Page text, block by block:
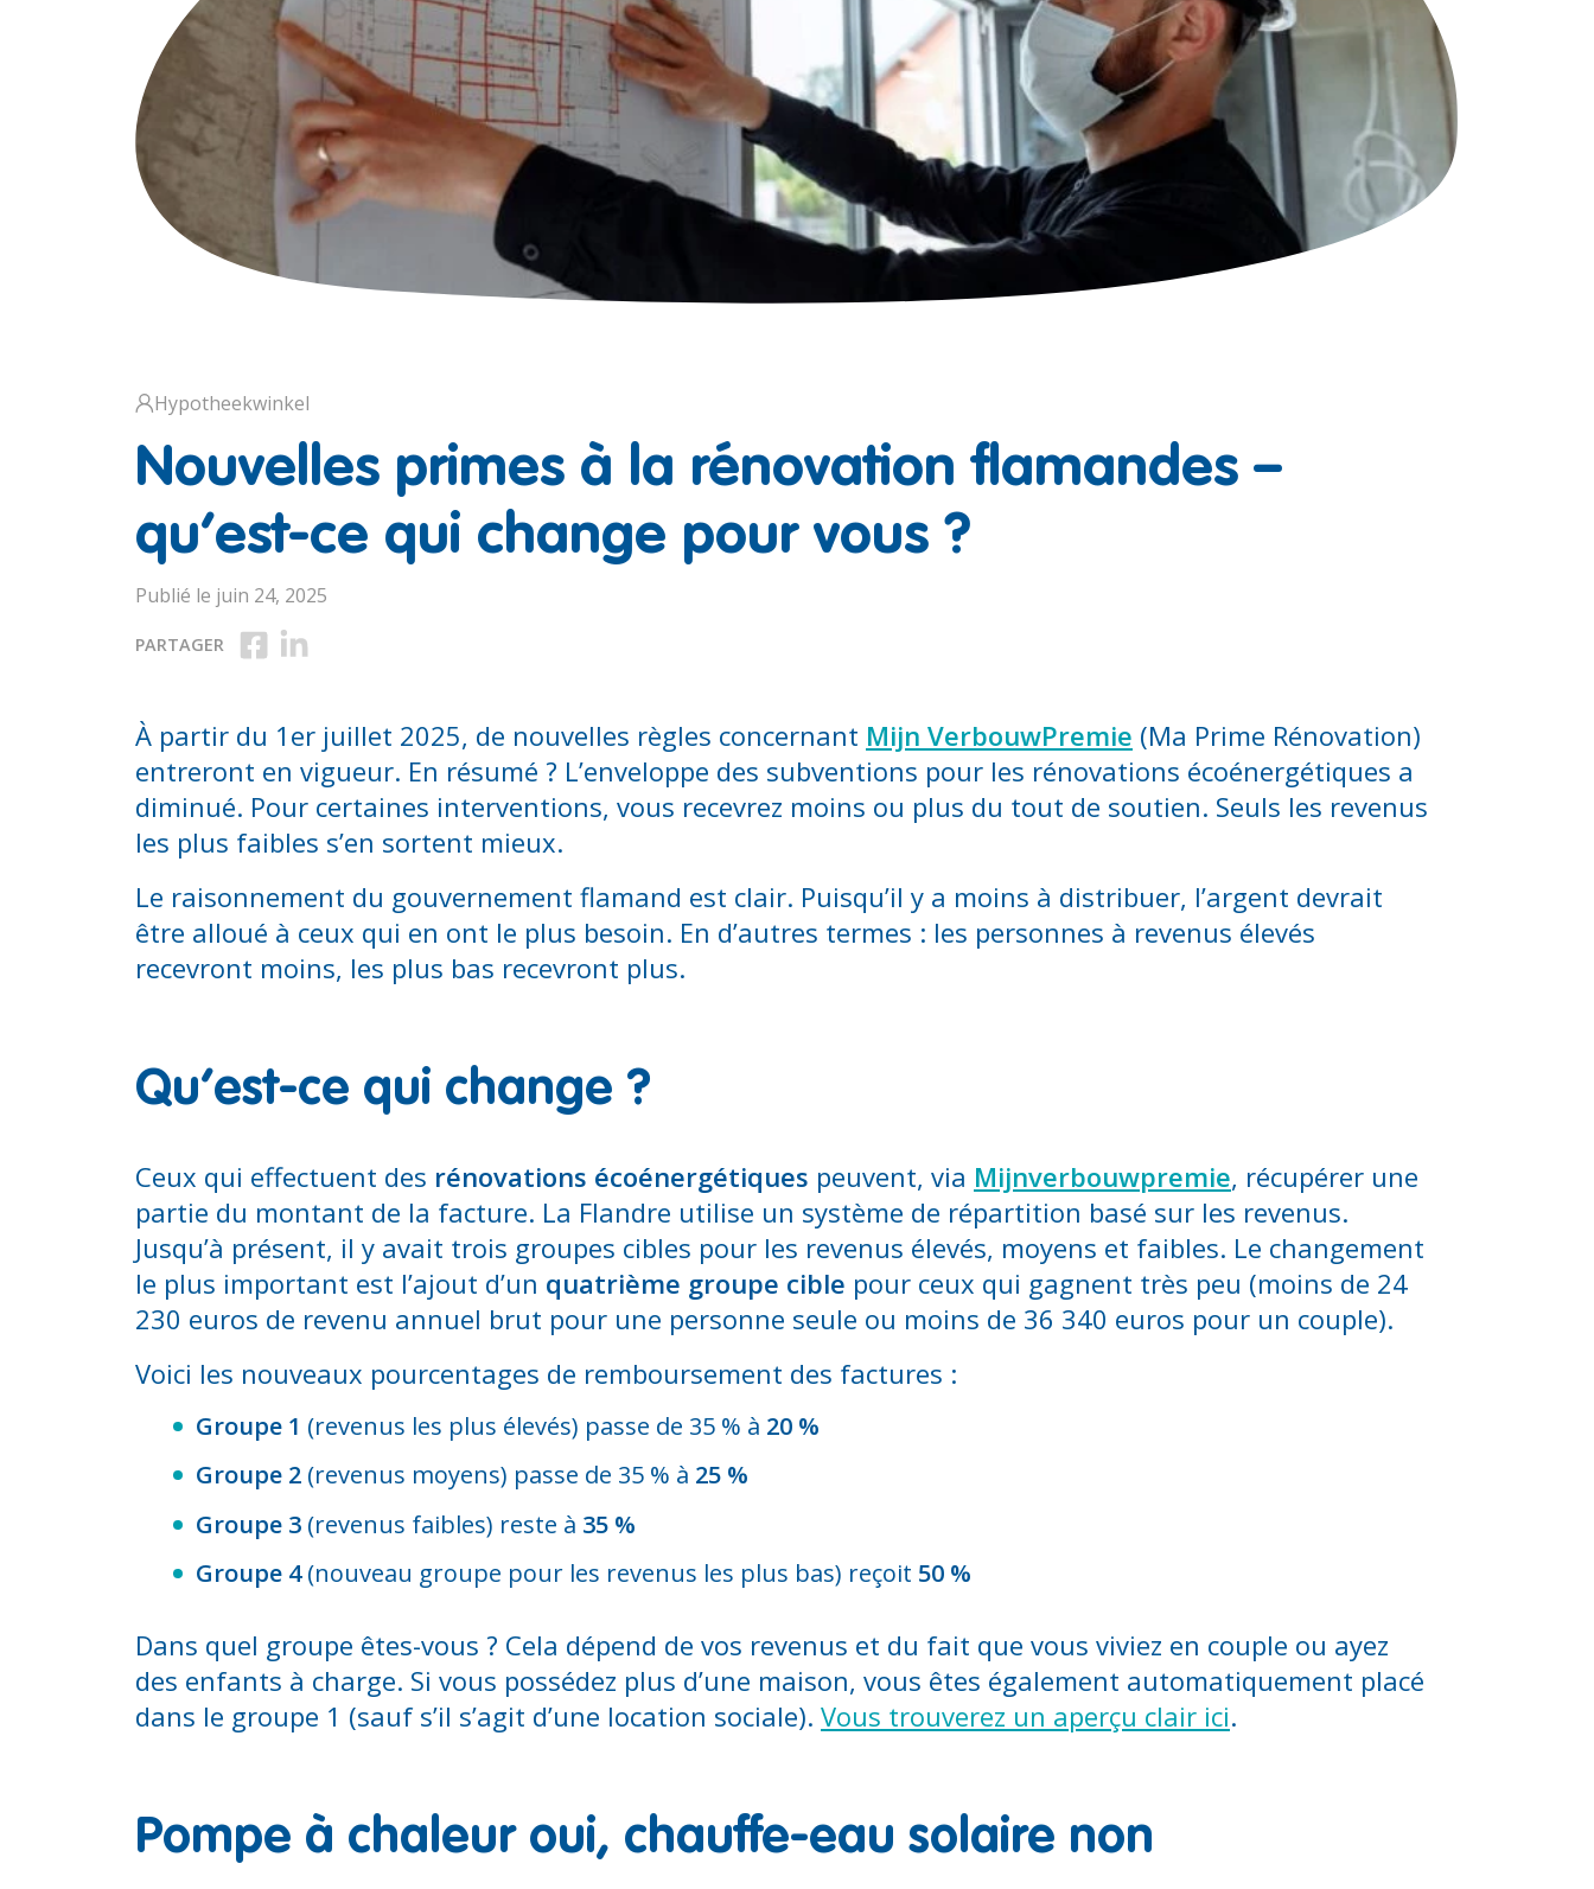
Hypotheekwinkel
Nouvelles primes à la rénovation flamandes –
qu’est-ce qui change pour vous ?
Publié le juin 24, 2025
PARTAGER Partager sur Facebook
Partager sur LinkedIn
À partir du 1er juillet 2025, de nouvelles règles concernant Mijn VerbouwPremie (Ma Prime Rénovation)
entreront en vigueur. En résumé ? L’enveloppe des subventions pour les rénovations écoénergétiques a
diminué. Pour certaines interventions, vous recevrez moins ou plus du tout de soutien. Seuls les revenus
les plus faibles s’en sortent mieux.
Le raisonnement du gouvernement flamand est clair. Puisqu’il y a moins à distribuer, l’argent devrait
être alloué à ceux qui en ont le plus besoin. En d’autres termes : les personnes à revenus élevés
recevront moins, les plus bas recevront plus.
Qu’est-ce qui change ?
Ceux qui effectuent des rénovations écoénergétiques peuvent, via Mijnverbouwpremie, récupérer une
partie du montant de la facture. La Flandre utilise un système de répartition basé sur les revenus.
Jusqu’à présent, il y avait trois groupes cibles pour les revenus élevés, moyens et faibles. Le changement
le plus important est l’ajout d’un quatrième groupe cible pour ceux qui gagnent très peu (moins de 24
230 euros de revenu annuel brut pour une personne seule ou moins de 36 340 euros pour un couple).
Voici les nouveaux pourcentages de remboursement des factures :
Groupe 1 (revenus les plus élevés) passe de 35 % à 20 %
Groupe 2 (revenus moyens) passe de 35 % à 25 %
Groupe 3 (revenus faibles) reste à 35 %
Groupe 4(nouveau groupe pour les revenus les plus bas) reçoit 50 %
Dans quel groupe êtes-vous ? Cela dépend de vos revenus et du fait que vous viviez en couple ou ayez
des enfants à charge. Si vous possédez plus d’une maison, vous êtes également automatiquement placé
dans le groupe 1 (sauf s’il s’agit d’une location sociale). Vous trouverez un aperçu clair ici.
Pompe à chaleur oui, chauffe-eau solaire non